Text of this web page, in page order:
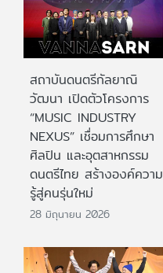
สถาบันดนตรีกัลยาณิ
วัฒนา เปิดตัวโครงการ
“MUSIC INDUSTRY
NEXUS” เชื่อมการศึกษา
ศิลปิน และอุตสาหกรรม
ดนตรีไทย สร้างองค์ความ
รู้สู่คนรุ่นใหม่
28 มิถุนายน 2026